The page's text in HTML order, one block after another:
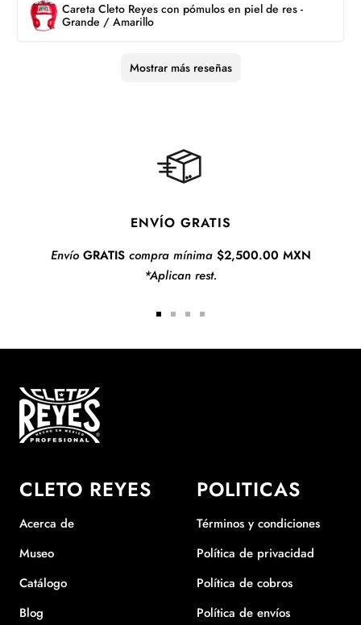
Careta Cleto Reyes con pómulos en piel de res -
Grande / Amarillo
Mostrar más reseñas
ENVÍO GRATIS
Envío GRATIS compra mínima $2,500.00 MXN
*Aplican rest.
CLETO REYES
Acerca de
Museo
Catálogo
Blog
POLITICAS
Términos y condiciones
Política de privacidad
Política de cobros
Política de envíos